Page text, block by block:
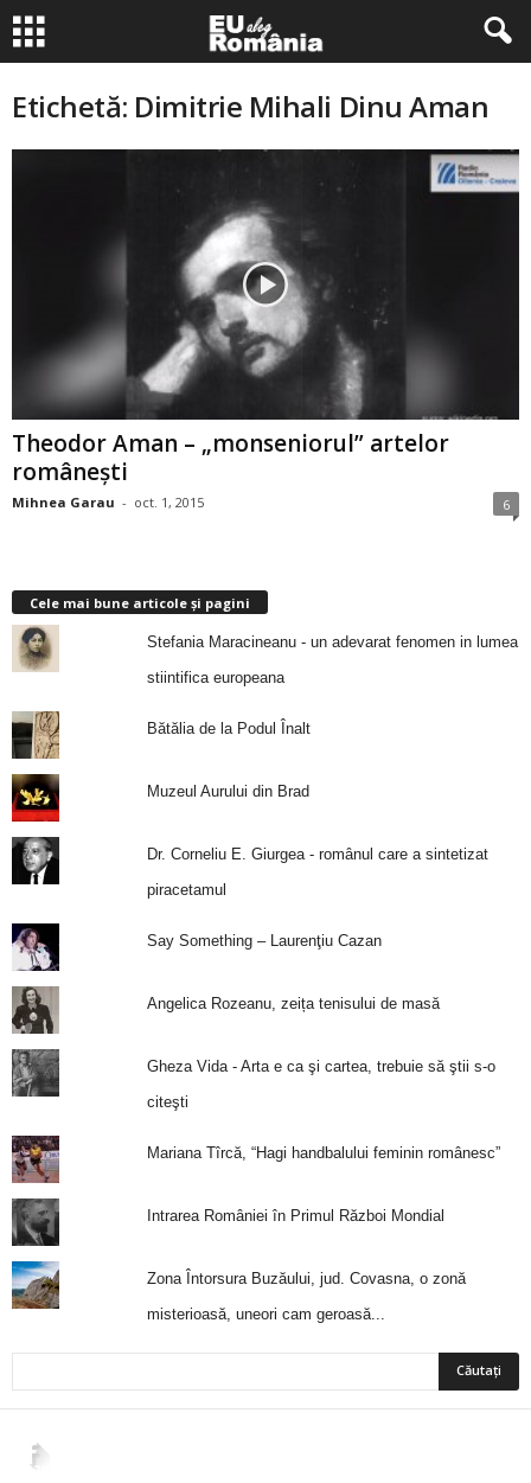
Etichetă: Dimitrie Mihali Dinu Aman
Theodor Aman – „monseniorul” artelor
româneşti
Mihnea Garau - oct. 1, 2015 6
Cele mai bune articole și pagini
Stefania Maracineanu - un adevarat fenomen in lumea
stiintifica europeana
Bătălia de la Podul Înalt
Muzeul Aurului din Brad
Dr. Corneliu E. Giurgea - românul care a sintetizat
piracetamul
Say Something – Laurenţiu Cazan
Angelica Rozeanu, zeița tenisului de masă
Gheza Vida - Arta e ca şi cartea, trebuie să ştii s-o
citeşti
Mariana Tîrcă, “Hagi handbalului feminin românesc”
Intrarea României în Primul Război Mondial
Zona Întorsura Buzăului, jud. Covasna, o zonă
misterioasă, uneori cam geroasă...
2,265